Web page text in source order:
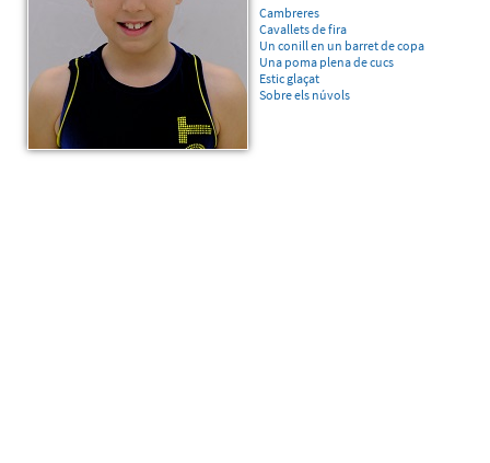
Cambreres
Cavallets de fira
Un conill en un barret de copa
Una poma plena de cucs
Estic glaçat
Sobre els núvols